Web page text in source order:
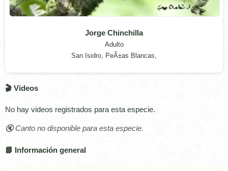
Jorge Chinchilla
Adulto
San Isidro, PeÃ±as Blancas,
🎬 Videos
No hay videos registrados para esta especie.
🔇 Canto no disponible para esta especie.
📘 Información general